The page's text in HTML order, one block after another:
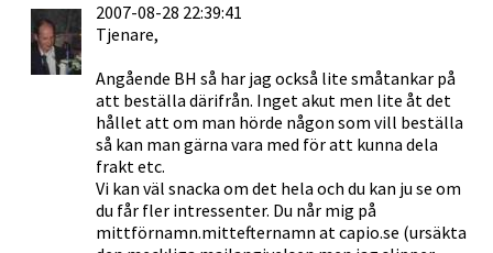
2007-08-28 22:39:41
Tjenare,
Angående BH så har jag också lite småtankar på
att beställa därifrån. Inget akut men lite åt det
hållet att om man hörde någon som vill beställa
så kan man gärna vara med för att kunna dela
frakt etc.
Vi kan väl snacka om det hela och du kan ju se om
du får fler intressenter. Du når mig på
mittförnamn.mittefternamn at capio.se (ursäkta